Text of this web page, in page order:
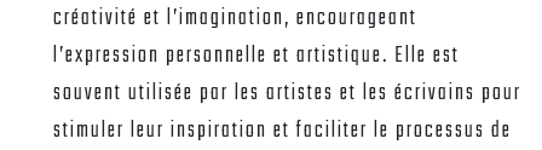
créativité et l’imagination, encourageant
l’expression personnelle et artistique. Elle est
souvent utilisée par les artistes et les écrivains pour
stimuler leur inspiration et faciliter le processus de